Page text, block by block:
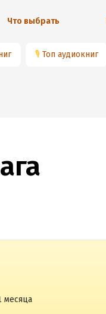
Что выбрать
🎙 Топ аудиокниг
месяца